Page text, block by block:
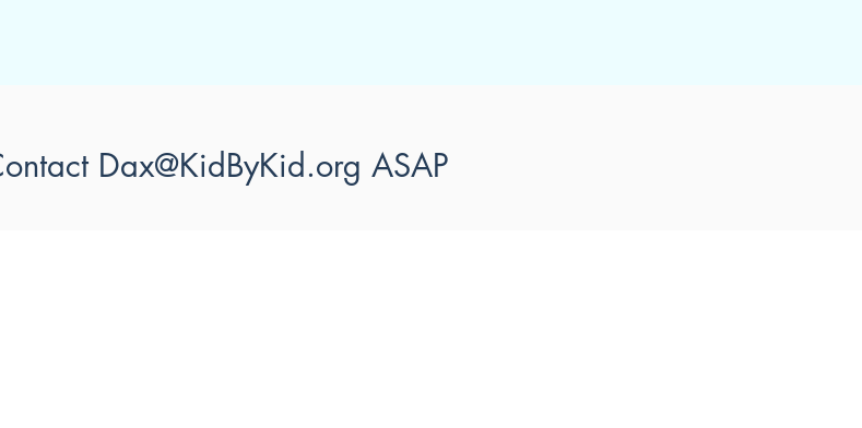
Dax@KidByKid.org ASAP